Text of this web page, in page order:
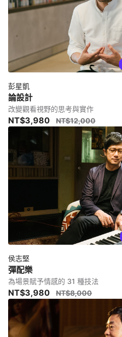
彭星凱
論設計
改變觀看視野的思考與實作
NT$3,980 NT$12,000
侯志堅
彈配樂
為場景賦予情感的 31 種技法
NT$3,980 NT$8,000